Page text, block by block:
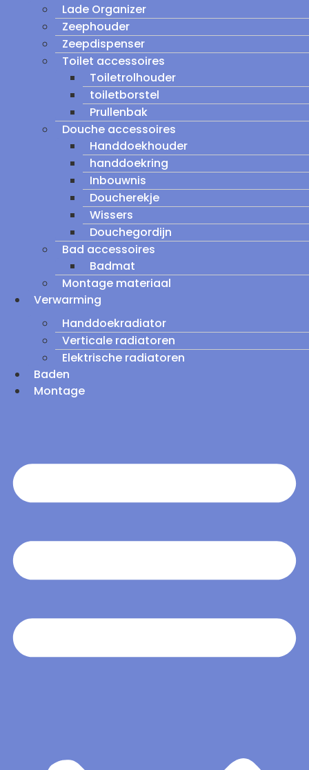
Lade Organizer
Zeephouder
Zeepdispenser
Toilet accessoires
Toiletrolhouder
toiletborstel
Prullenbak
Douche accessoires
Handdoekhouder
handdoekring
Inbouwnis
Doucherekje
Wissers
Douchegordijn
Bad accessoires
Badmat
Montage materiaal
Verwarming
Handdoekradiator
Verticale radiatoren
Elektrische radiatoren
Baden
Montage